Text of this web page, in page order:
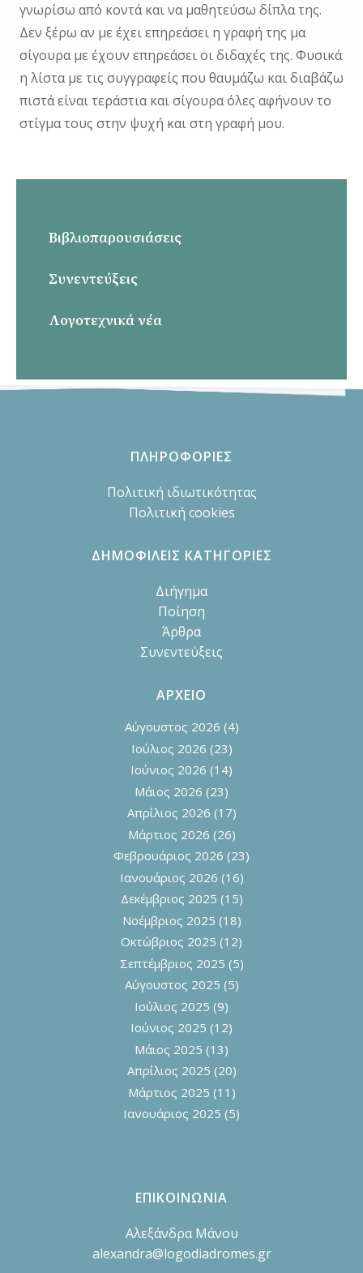
Βιβλιοπαρουσιάσεις
Συνεντεύξεις
Λογοτεχνικά νέα
γνωρίσω από κοντά και να μαθητεύσω δίπλα της.
Δεν ξέρω αν με έχει επηρεάσει η γραφή της μα
σίγουρα με έχουν επηρεάσει οι διδαχές της. Φυσικά
η λίστα με τις συγγραφείς που θαυμάζω και διαβάζω
πιστά είναι τεράστια και σίγουρα όλες αφήνουν το
στίγμα τους στην ψυχή και στη γραφή μου.
ΠΛΗΡΟΦΟΡΙΕΣ
Πολιτική ιδιωτικότητας
Πολιτική cookies
ΔΗΜΟΦΙΛΕΙΣ ΚΑΤΗΓΟΡΙΕΣ
Διήγημα
Ποίηση
Άρθρα
Συνεντεύξεις
ΑΡΧΕΙΟ
Αύγουστος 2026 (4)
Ιούλιος 2026 (23)
Ιούνιος 2026 (14)
Μάιος 2026 (23)
Απρίλιος 2026 (17)
Μάρτιος 2026 (26)
Φεβρουάριος 2026 (23)
Ιανουάριος 2026 (16)
Δεκέμβριος 2025 (15)
Νοέμβριος 2025 (18)
Οκτώβριος 2025 (12)
Σεπτέμβριος 2025 (5)
Αύγουστος 2025 (5)
Ιούλιος 2025 (9)
Ιούνιος 2025 (12)
Μάιος 2025 (13)
Απρίλιος 2025 (20)
Μάρτιος 2025 (11)
Ιανουάριος 2025 (5)
ΕΠΙΚΟΙΝΩΝΙΑ
Αλεξάνδρα Μάνου
alexandra@logodiadromes.gr